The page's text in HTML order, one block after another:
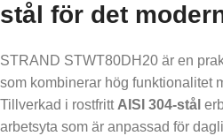
stål för det
STRAND STWT80DH20 är en
som kombinerar hög funktionalitet
Tillverkad i rostfritt AISI 304-stål
arbetsyta som är anpassad för